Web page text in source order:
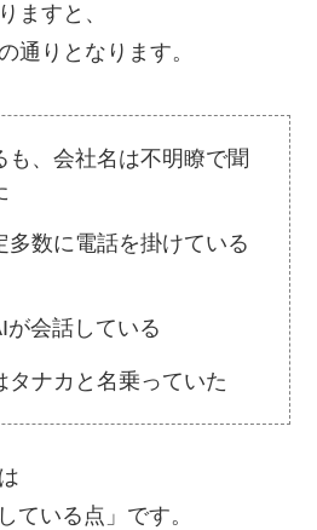
ますと、
通りとなります。
も、会社名は不明瞭で聞
多数に電話を掛けている
が会話している
タナカと名乗っていた
ている点」です。